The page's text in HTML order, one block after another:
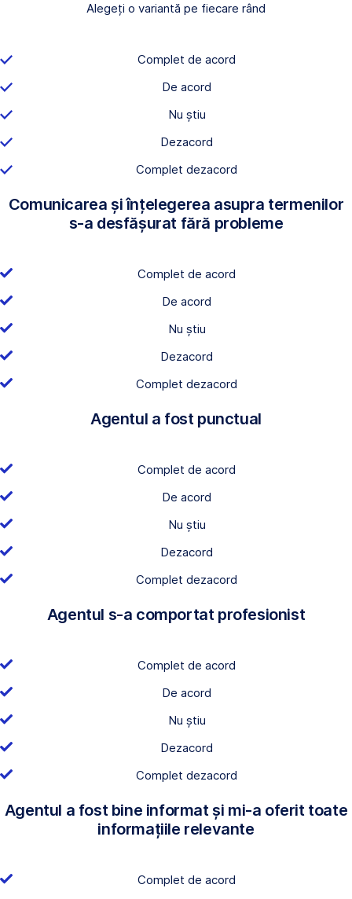
Alegeți o variantă pe fiecare rând
Complet de acord
De acord
Nu știu
Dezacord
Complet dezacord
Comunicarea și înțelegerea asupra termenilor
s-a desfășurat fără probleme
Complet de acord
De acord
Nu știu
Dezacord
Complet dezacord
Agentul a fost punctual
Complet de acord
De acord
Nu știu
Dezacord
Complet dezacord
Agentul s-a comportat profesionist
Complet de acord
De acord
Nu știu
Dezacord
Complet dezacord
Agentul a fost bine informat și mi-a oferit toate
informațiile relevante
Complet de acord